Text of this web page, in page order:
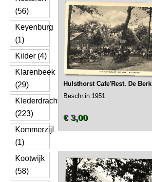
(56)
Keyenburg
(1)
Kilder (4)
Klarenbeek
(29)
Klederdracht
(223)
Kommerzijl
(1)
Kootwijk
(58)
Hulsthorst Cafe'Rest. De Berk
Beschr.in 1951
€ 3,00